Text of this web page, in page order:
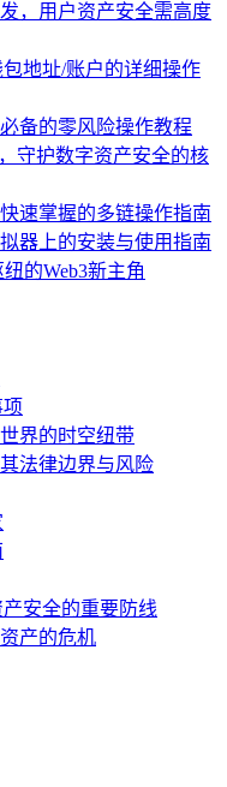
，用户资产安全需高度
包地址/账户的详细操作
备的零风险操作教程
守护数字资产安全的核
速掌握的多链操作指南
器上的安装与使用指南
的Web3新主角
界的时空纽带
法律边界与风险
安全的重要防线
产的危机